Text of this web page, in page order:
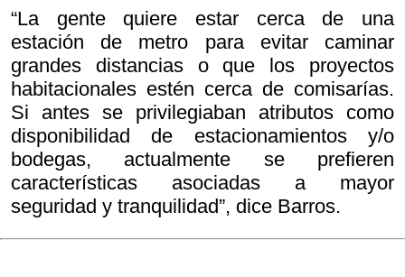
“La gente quiere estar cerca de una
estación de metro para evitar caminar
grandes distancias o que los proyectos
habitacionales estén cerca de comisarías.
Si antes se privilegiaban atributos como
disponibilidad de estacionamientos y/o
bodegas, actualmente se prefieren
características asociadas a mayor
seguridad y tranquilidad”, dice Barros.